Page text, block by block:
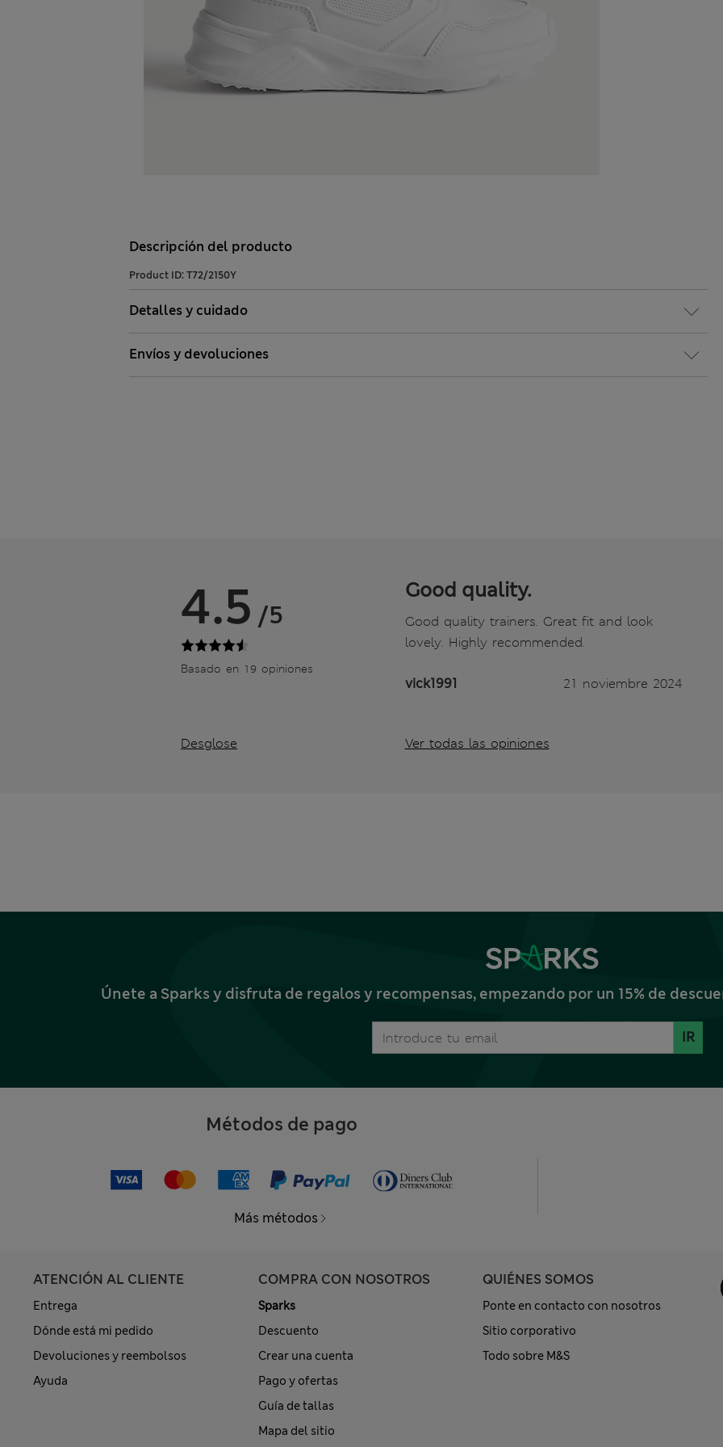
Descripción del producto
Product ID: T72/2150Y
Detalles y cuidado
Envíos y devoluciones
4.5 /5
Basado en 19 opiniones
Desglose
Good quality.
Good quality trainers. Great fit and look
lovely. Highly recommended.
vick1991 21 noviembre 2024
Ver todas las opiniones
Únete a Sparks y disfruta de regalos y recompensas, empezando por un 15% de
IR
Métodos de pago
Más métodos
ATENCIÓN AL CLIENTE
Entrega
Dónde está mi pedido
Devoluciones y reembolsos
Ayuda
COMPRA CON NOSOTROS
Sparks
Descuento
Crear una cuenta
Pago y ofertas
Guía de tallas
Mapa del sitio
QUIÉNES SOMOS
Ponte en contacto con nosotros
Sitio corporativo
Todo sobre M&S